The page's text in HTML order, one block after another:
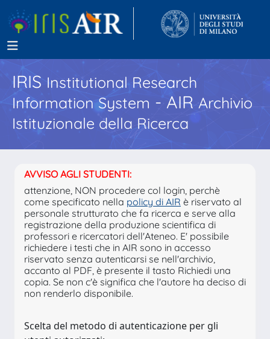
IRISInstitutional Research
Information System - AIR Archivio
Istituzionale della Ricerca
AVVISO AGLI STUDENTI:
attenzione, NON procedere col login, perchè
come specificato nella policy di AIR è riservato al
personale strutturato che fa ricerca e serve alla
registrazione della produzione scientifica di
professori e ricercatori dell'Ateneo. E' possibile
richiedere i testi che in AIR sono in accesso
riservato senza autenticarsi se nell'archivio,
accanto al PDF, è presente il tasto Richiedi una
copia. Se non c'è significa che l'autore ha deciso di
non renderlo disponibile.
Scelta del metodo di autenticazione per gli